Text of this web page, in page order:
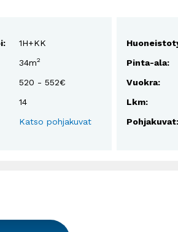
1H+KK
34m2
520 - 552€
14
Katso pohjakuvat
Pinta-ala:
Vuokra:
Lkm:
Pohjakuvat: